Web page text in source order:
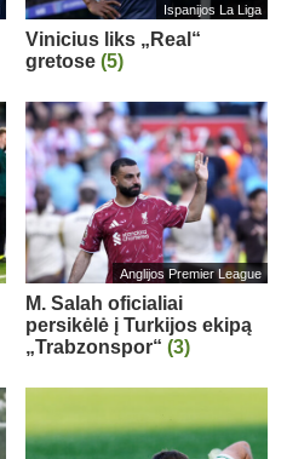
Ispanijos La Liga
Vinicius liks „Real“
gretose (5)
Anglijos Premier League
M. Salah oficialiai
persikėlė į Turkijos ekipą
„Trabzonspor“ (3)